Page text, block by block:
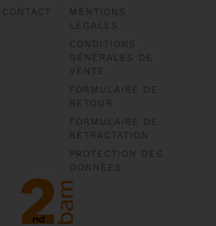
CONTACT
MENTIONS
LÉGALES
CONDITIONS
GÉNÉRALES DE
VENTE
FORMULAIRE DE
RETOUR
FORMULAIRE DE
RÉTRACTATION
PROTECTION DES
DONNÉES